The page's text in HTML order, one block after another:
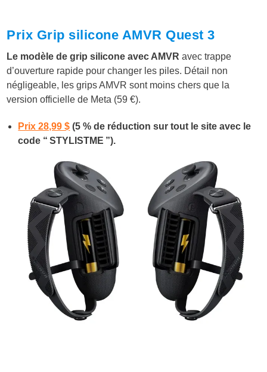
Prix Grip silicone AMVR Quest 3
Le modèle de grip silicone avec AMVRavec trappe
d’ouverture rapide pour changer les piles. Détail non
négligeable, les grips AMVR sont moins chers que la
version officielle de Meta (59 €).
Prix 28,99 $ (5 % de réduction sur tout le site avec le
code “ STYLISTME ”).